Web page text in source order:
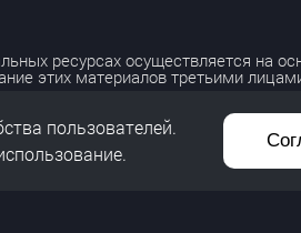
ресурсах осуществляется на
этих материалов третьими
пользователей.